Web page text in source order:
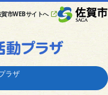
賀市WEBサイトへ
ラザ